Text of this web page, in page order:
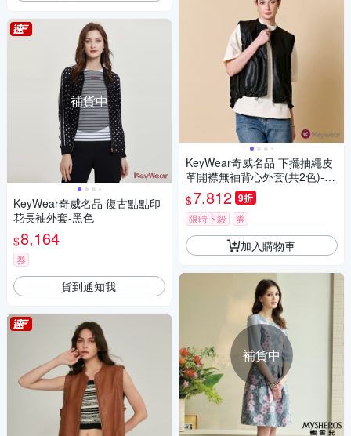
補貨中
KeyWear奇威名品 復古點點印
花長袖外套-黑色
$8,164
券
貨到通知我
KeyWear奇威名品 下擺抽繩皮
革開襟無袖背心外套(共2色)-黑
色
$7,812 9折
限時下殺 券
加入購物車
補貨中